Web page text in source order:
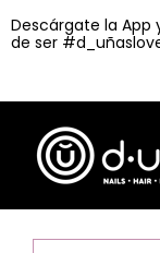
content
Descárgate la App
de ser